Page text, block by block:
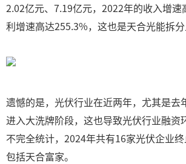
2.02亿元、7.19亿元，2022年的收入增
利增速高达255.3%，这也是天合光能拆分
遗憾的是，光伏行业在近两年，尤其是去
进入大洗牌阶段，这也导致光伏行业融资
不完全统计，2024年共有16家光伏企业
包括天合富家。